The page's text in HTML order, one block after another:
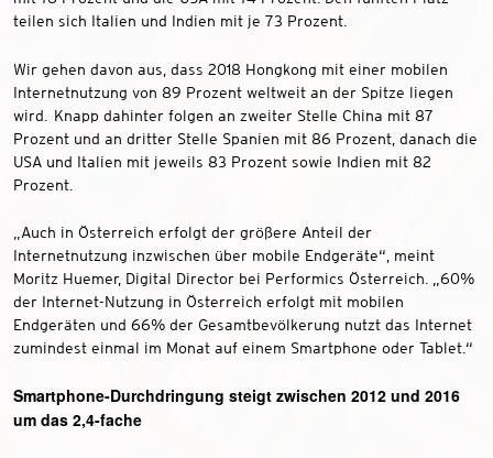
teilen sich Italien und Indien mit je 73 Prozent.
Wir gehen davon aus, dass 2018 Hongkong mit einer mobilen
Internetnutzung von 89 Prozent weltweit an der Spitze liegen
wird. Knapp dahinter folgen an zweiter Stelle China mit 87
Prozent und an dritter Stelle Spanien mit 86 Prozent, danach die
USA und Italien mit jeweils 83 Prozent sowie Indien mit 82
Prozent.
„Auch in Österreich erfolgt der größere Anteil der
Internetnutzung inzwischen über mobile Endgeräte“, meint
Moritz Huemer, Digital Director bei Performics Österreich. „60%
der Internet-Nutzung in Österreich erfolgt mit mobilen
Endgeräten und 66% der Gesamtbevölkerung nutzt das Internet
zumindest einmal im Monat auf einem Smartphone oder Tablet.“
Smartphone-Durchdringung steigt zwischen 2012 und 2016
um das 2,4-fache